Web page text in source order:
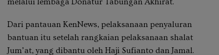
melalui lembaga Donatur Tabungan Akhirat.
Dari pantauan KenNews, pelaksanaan penyaluran
bantuan itu setelah rangkaian pelaksanaan shalat
Jum’at, yang dibantu oleh Haji Sufianto dan Jamal.